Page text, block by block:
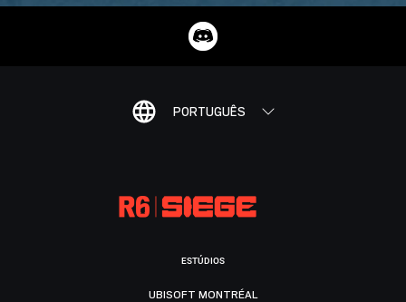
PORTUGUÊS
ESTÚDIOS
UBISOFT MONTRÉAL